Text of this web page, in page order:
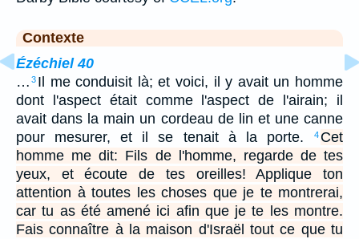
Contexte
Ézéchiel 40
… 3 Il me conduisit là; et voici, il y avait un homme
dont l'aspect était comme l'aspect de l'airain; il
avait dans la main un cordeau de lin et une canne
pour mesurer, et il se tenait à la porte.
4 Cet
homme me dit: Fils de l'homme, regarde de tes
yeux, et écoute de tes oreilles! Applique ton
attention à toutes les choses que je te montrerai,
car tu as été amené ici afin que je te les montre.
Fais connaître à la maison d'Israël tout ce que tu